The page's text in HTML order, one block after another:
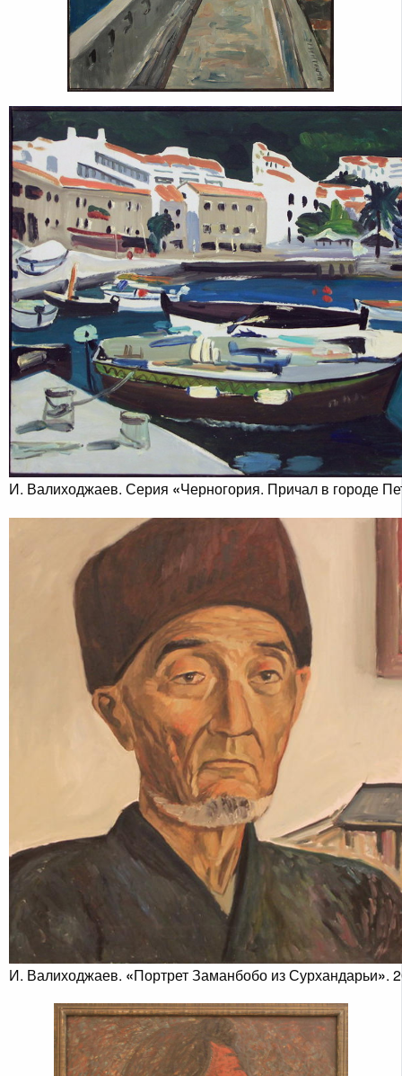
И. Валиходжаев. Серия «Черногория. Причал в городе
И. Валиходжаев. «Портрет Заманбобо из Сурхандарьи».